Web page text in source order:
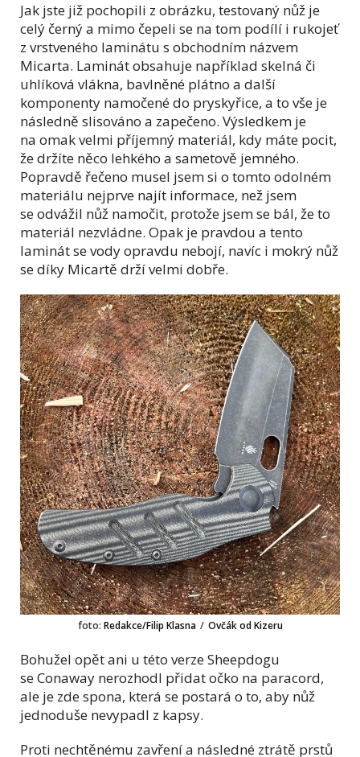
Jak jste již pochopili z obrázku, testovaný nůž je
celý černý a mimo čepeli se na tom podílí i rukojeť
z vrstveného laminátu s obchodním názvem
Micarta. Laminát obsahuje například skelná či
uhlíková vlákna, bavlněné plátno a další
komponenty namočené do pryskyřice, a to vše je
následně slisováno a zapečeno. Výsledkem je
na omak velmi příjemný materiál, kdy máte pocit,
že držíte něco lehkého a sametově jemného.
Popravdě řečeno musel jsem si o tomto odolném
materiálu nejprve najít informace, než jsem
se odvážil nůž namočit, protože jsem se bál, že to
materiál nezvládne. Opak je pravdou a tento
laminát se vody opravdu nebojí, navíc i mokrý nůž
se díky Micartě drží velmi dobře.
foto: Redakce/Filip Klasna / Ovčák od Kizeru
Bohužel opět ani u této verze Sheepdogu
se Conaway nerozhodl přidat očko na paracord,
ale je zde spona, která se postará o to, aby nůž
jednoduše nevypadl z kapsy.
Proti nechtěnému zavření a následné ztrátě prstů